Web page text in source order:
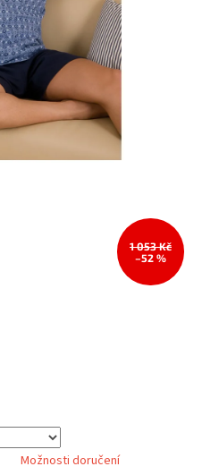
1 053 Kč
–52 %
Možnosti doručení